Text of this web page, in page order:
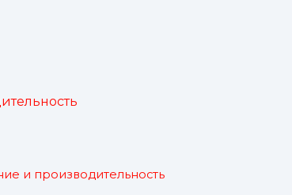
и производительность